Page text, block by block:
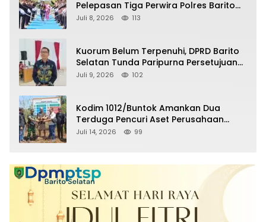
Pelepasan Tiga Perwira Polres Barito
Selatan Masuki Masa Pensiun
Juli 8, 2026 113
Kuorum Belum Terpenuhi, DPRD Barito
Selatan Tunda Paripurna Persetujuan
Raperda Pertanggungjawaban APBD
Juli 9, 2026 102
Kodim 1012/Buntok Amankan Dua
Terduga Pencuri Aset Perusahaan
Sitaan Satgas PKH, Satu Paket Diduga
Juli 14, 2026 99